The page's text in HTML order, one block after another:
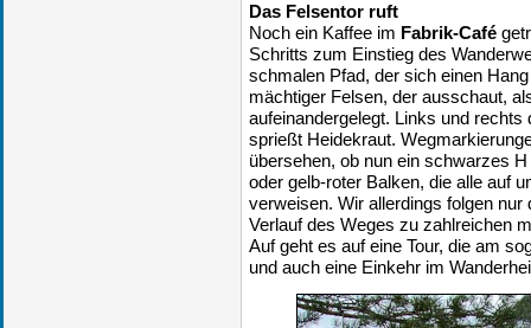
Das Felsentor ruft
Noch ein Kaffee im Fabrik-Café
Schritts zum Einstieg des
schmalen Pfad, der sich einen
mächtiger Felsen, der ausschaut,
aufeinandergelegt. Links und
sprießt Heidekraut.
übersehen, ob nun ein schwarzes
oder gelb-roter Balken, die alle auf
verweisen. Wir allerdings folgen
Verlauf des Weges zu zahlreichen
Auf geht es auf eine Tour, die am
und auch eine Einkehr im